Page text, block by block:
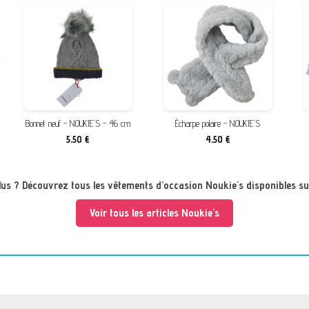
Bonnet neuf - NOUKIE'S - 46 cm
5,50 €
Écharpe polaire - NOUKIE'S
4,50 €
? Découvrez tous les vêtements d’occasion Noukie's disponibles
Voir tous les articles Noukie's